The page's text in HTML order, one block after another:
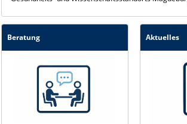
Beratung Aktuelles